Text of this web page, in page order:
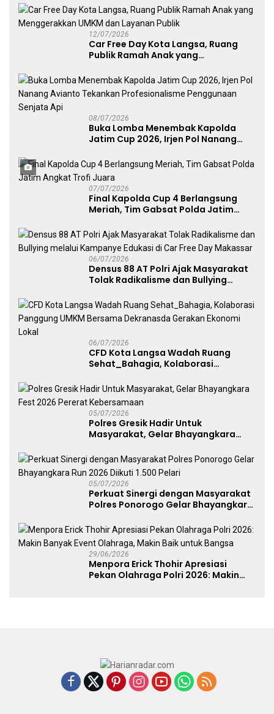
UMKM
12/07/2026
Car Free Day Kota Langsa, Ruang
Publik Ramah Anak yang
Publik
08/07/2026
Buka Lomba Menembak Kapolda
Jatim Cup 2026, Irjen Pol Nanang
Penggunaan Senjata Api
07/07/2026
Final Kapolda Cup 4 Berlangsung
Meriah, Tim Gabsat Polda Jatim
06/07/2026
Densus 88 AT Polri Ajak Masyarakat
Tolak Radikalisme dan Bullying
Free Day Makassar
06/07/2026
CFD Kota Langsa Wadah Ruang
Sehat_Bahagia, Kolaborasi
Dekranasda Gerakan Ekonomi Lokal
05/07/2026
Polres Gresik Hadir Untuk
Masyarakat, Gelar Bhayangkara
05/07/2026
Perkuat Sinergi dengan Masyarakat
Polres Ponorogo Gelar Bhayangkara
29/06/2026
Menpora Erick Thohir Apresiasi
Pekan Olahraga Polri 2026: Makin